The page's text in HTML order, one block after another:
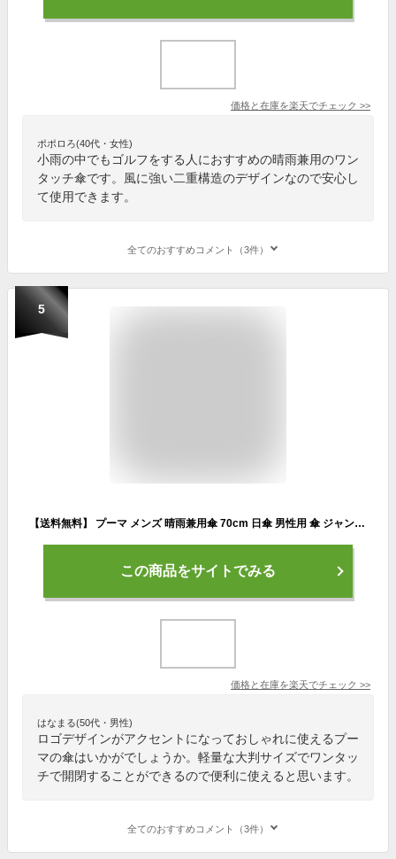
価格と在庫を楽天でチェック >>
ポポロろ(40代・女性)
小雨の中でもゴルフをする人におすすめの晴雨兼用のワン
タッチ傘です。風に強い二重構造のデザインなので安心し
て使用できます。
全てのおすすめコメント（3件）
5
【送料無料】 プーマ メンズ 晴雨兼用傘 70cm 日傘 男性用 傘 ジャンプ傘 完全遮光 ゴルフ レジャー スポーツ観戦 パラソル 大判 軽量 晴雨兼用 長傘 uv 紫外線 対策 紳士 ブランド PUMA 男女兼用 大きい 雨具 ゴルフ傘 ワンタッチ シルバー ブラック おしゃれ 素敵
この商品をサイトでみる
価格と在庫を楽天でチェック >>
はなまる(50代・男性)
ロゴデザインがアクセントになっておしゃれに使えるプー
マの傘はいかがでしょうか。軽量な大判サイズでワンタッ
チで開閉することができるので便利に使えると思います。
全てのおすすめコメント（3件）